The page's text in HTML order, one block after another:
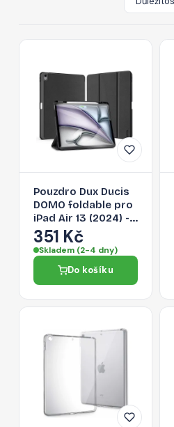
Pouzdro Dux Ducis
DOMO foldable pro
iPad Air 13 (2024) -
černé
351 Kč
Skladem (2-4 dny)
Do košíku